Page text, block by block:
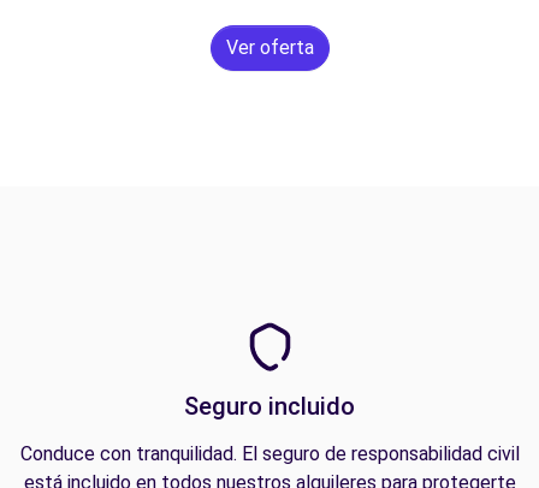
Ver oferta
Seguro incluido
Conduce con tranquilidad. El seguro de responsabilidad civil
está incluido en todos nuestros alquileres para protegerte